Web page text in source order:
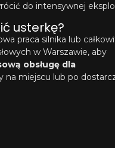
do intensywnej
usterkę?
praca silnika lub
w Warszawie, aby
obsługę dla
na miejscu lub po